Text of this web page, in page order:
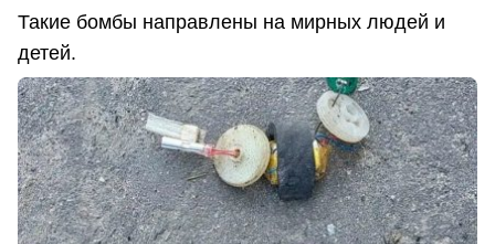
Такие бомбы направлены на мирных людей и
детей.